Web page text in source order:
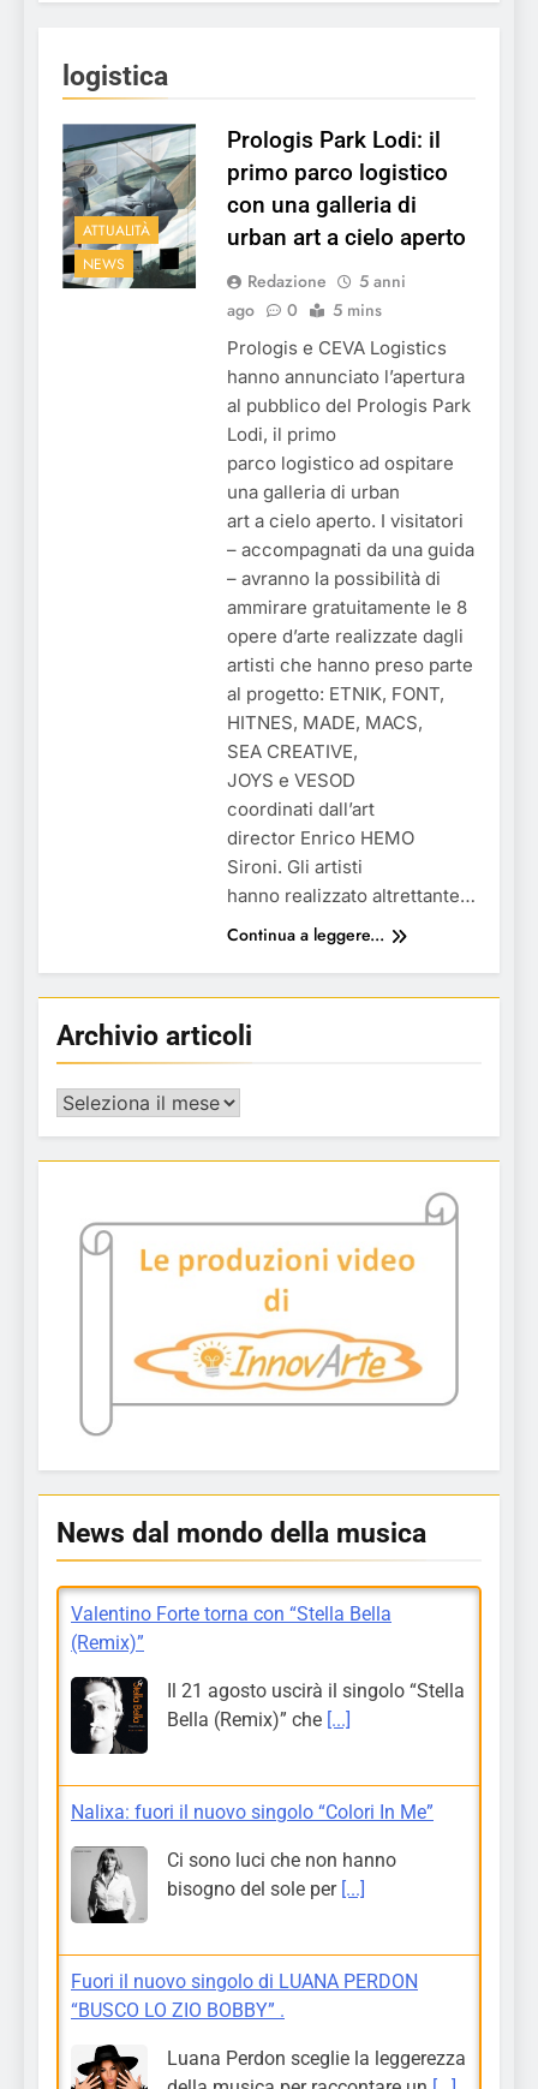
logistica
ATTUALITÀ
NEWS
Prologis Park Lodi: il
primo parco logistico
con una galleria di
urban art a cielo aperto
Redazione
5 anni
ago
0 5 mins
Prologis e CEVA Logistics
hanno annunciato l’apertura
al pubblico del Prologis Park
Lodi, il primo
parco logistico ad ospitare
una galleria di urban
art a cielo aperto. I visitatori
– accompagnati da una guida
– avranno la possibilità di
ammirare gratuitamente le 8
opere d’arte realizzate dagli
artisti che hanno preso parte
al progetto: ETNIK, FONT,
HITNES, MADE, MACS,
SEA CREATIVE,
JOYS e VESOD
coordinati dall’art
director Enrico HEMO
Sironi. Gli artisti
hanno realizzato altrettante…
Continua a leggere...
Archivio articoli
Archivio
News dal mondo della musica
Valentino Forte torna con “Stella Bella
(Remix)”
Il 21 agosto uscirà il singolo “Stella
Bella (Remix)” che [...]
Nalixa: fuori il nuovo singolo “Colori In Me”
Ci sono luci che non hanno
bisogno del sole per [...]
Fuori il nuovo singolo di LUANA PERDON
“BUSCO LO ZIO BOBBY” .
Luana Perdon sceglie la leggerezza